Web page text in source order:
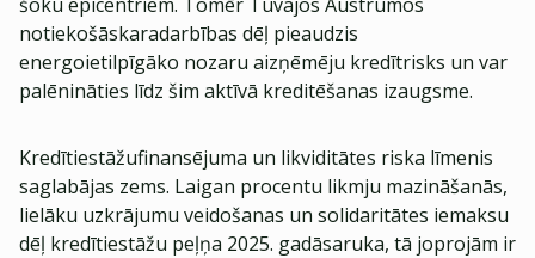
notiekošāskaradarbības dēļ pieaudzis
energoietilpīgāko nozaru aizņēmēju kredītrisks un var
palēnināties līdz šim aktīvā kreditēšanas izaugsme.
Kredītiestāžufinansējuma un likviditātes riska līmenis
saglabājas zems. Laigan procentu likmju mazināšanās,
lielāku uzkrājumu veidošanas un solidaritātes iemaksu
dēļ kredītiestāžu peļņa 2025. gadāsaruka, tā joprojām ir